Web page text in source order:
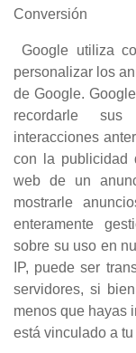
Conversión
Google utiliza
personalizar los
de Google.
recordarle
interacciones
con la publicidad
web de un
mostrarle
enteramente
sobre su uso en
IP, puede ser
servidores, si
menos que hayas
está vinculado a